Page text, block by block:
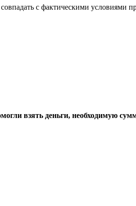
с фактическими условиями
взять деньги, необходимую